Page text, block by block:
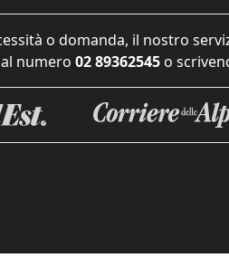
o domanda, il nostro
numero 02 89362545 o